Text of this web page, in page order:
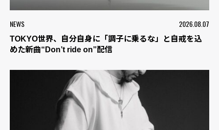
NEWS 2026.08.07
TOKYO世界、自分自身に「調子に乗るな」と自戒を込
めた新曲“Don’t ride on”配信